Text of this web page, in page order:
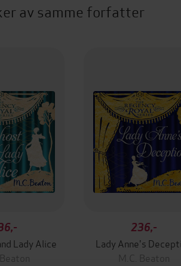
av samme forfatter
Lady Alice
236,-
Lady Anne's
M.C. Beaton